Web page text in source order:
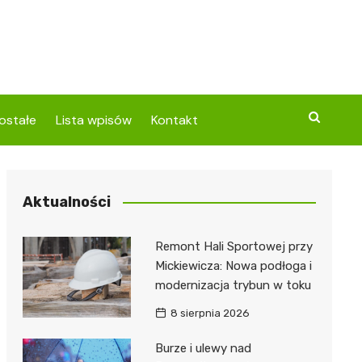
Lista wpisów Kontakt
Aktualności
Remont Hali Sportowej przy
Mickiewicza: Nowa podłoga i
modernizacja trybun w toku
8 sierpnia 2026
Burze i ulewy nad